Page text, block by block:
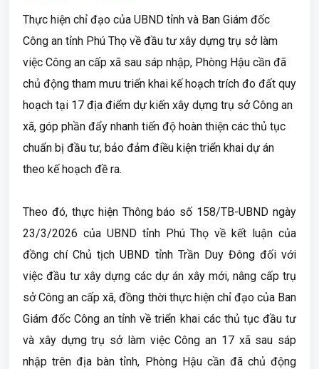
Thực hiện chỉ đạo của UBND tỉnh và Ban Giám đốc
Công an tỉnh Phú Thọ về đầu tư xây dựng trụ sở làm
việc Công an cấp xã sau sáp nhập, Phòng Hậu cần đã
chủ động tham mưu triển khai kế hoạch trích đo đất quy
hoạch tại 17 địa điểm dự kiến xây dựng trụ sở Công an
xã, góp phần đẩy nhanh tiến độ hoàn thiện các thủ tục
chuẩn bị đầu tư, bảo đảm điều kiện triển khai dự án
theo kế hoạch đề ra.
Theo đó, thực hiện Thông báo số 158/TB-UBND ngày
23/3/2026 của UBND tỉnh Phú Thọ về kết luận của
đồng chí Chủ tịch UBND tỉnh Trần Duy Đông đối với
việc đầu tư xây dựng các dự án xây mới, nâng cấp trụ
sở Công an cấp xã, đồng thời thực hiện chỉ đạo của Ban
Giám đốc Công an tỉnh về triển khai các thủ tục đầu tư
và xây dựng trụ sở làm việc Công an 17 xã sau sáp
nhập trên địa bàn tỉnh, Phòng Hậu cần đã chủ động